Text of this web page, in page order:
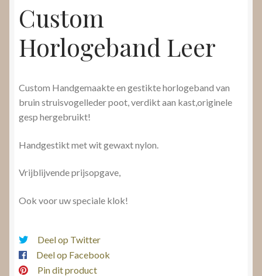
Custom
Horlogeband Leer
Custom Handgemaakte en gestikte horlogeband van
bruin struisvogelleder poot, verdikt aan kast,originele
gesp hergebruikt!
Handgestikt met wit gewaxt nylon.
Vrijblijvende prijsopgave,
Ook voor uw speciale klok!
Deel op Twitter
Deel op Facebook
Pin dit product